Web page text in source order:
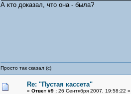
А кто доказал, что она - была?
Просто так сказал (с)
Re: "Пустая кассета"
« Ответ #9 :26 Сентября 2007, 19:58:22 »